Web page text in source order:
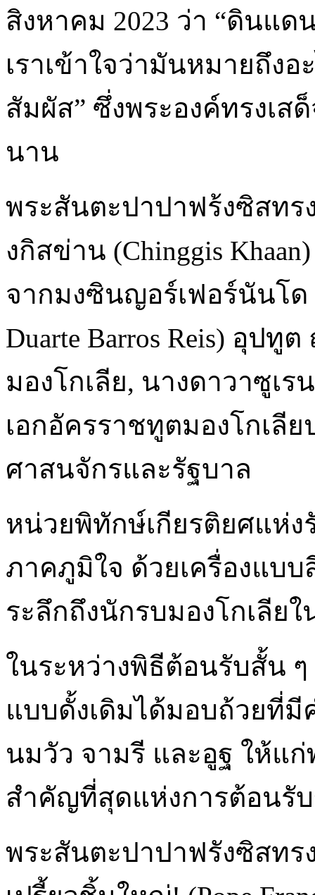
สิงหาคม 2023 ว่า “ดินแ
เราเข้าใจว่ามันหมายถึง
สัมผัส” ซึ่งพระองค์ทรงเส
นาน
พระสันตะปาปาฟร้งซิสท
งกิสข่าน (Chinggis
จากมงซินญอร์เฟอร์นันโด
Duarte Barros Reis) อุป
มองโกเลีย, นางดาวาซูเรน
เอกอัครราชทูตมองโกเลี
ศาสนจักรและรัฐบาล
หน่วยพิทักษ์เกียรติยศแห่ง
ภาคภูมิใจ ด้วยเครื่องแบบ
ระลึกถึงนักรบมองโกเลีย
ในระหว่างพิธีต้อนรับสั้น
แบบดั้งเดิมได้มอบถ้วยที่มี
นมวัว จามรี และอูฐ ให้แ
สำคัญที่สุดแห่งการต้อนรั
พระสันตะปาปาฟรังซิสทร